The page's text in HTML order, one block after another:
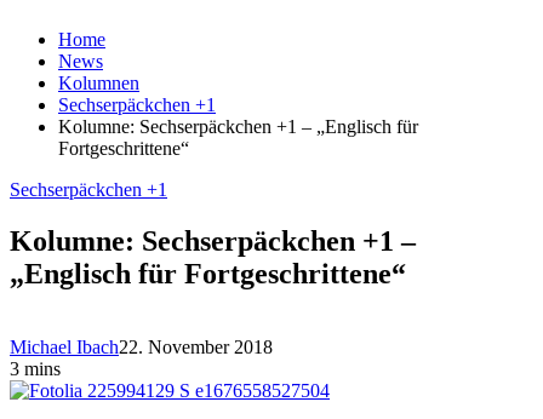
Home
News
Kolumnen
Sechserpäckchen +1
Kolumne: Sechserpäckchen +1 – „Englisch für
Fortgeschrittene“
Sechserpäckchen +1
Kolumne: Sechserpäckchen +1 –
„Englisch für Fortgeschrittene“
Michael Ibach22. November 2018
3 mins